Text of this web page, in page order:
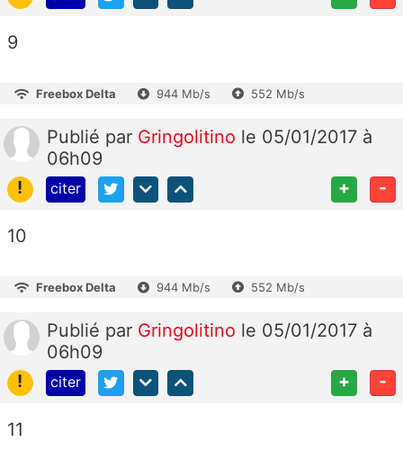
9
Freebox Delta 944 Mb/s 552 Mb/s
Publié par Gringolitino le 05/01/2017 à
06h09
!
citer + -
10
Freebox Delta 944 Mb/s 552 Mb/s
Publié par Gringolitino le 05/01/2017 à
06h09
!
citer + -
11